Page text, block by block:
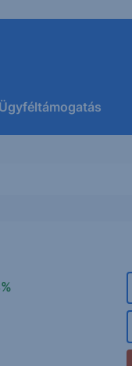
Ügyféltámogatás